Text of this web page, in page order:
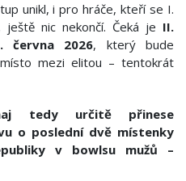
unikl, i pro hráče, kteří se I.
ještě nic nekončí. Čeká je II.
června 2026, který bude
mezi elitou – tentokrát
tedy určitě přinese
o poslední dvě místenky
v bowlsu mužů –